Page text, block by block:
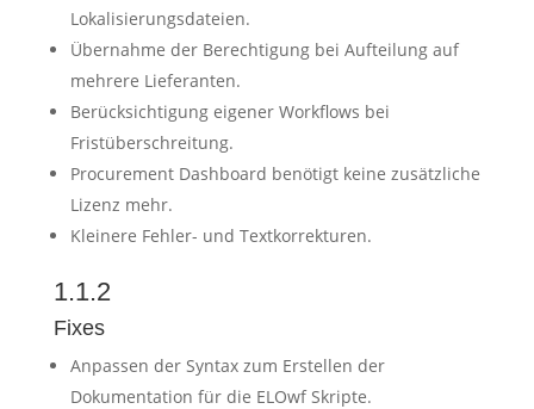
Lokalisierungsdateien.
Übernahme der Berechtigung bei Aufteilung auf
mehrere Lieferanten.
Berücksichtigung eigener Workflows bei
Fristüberschreitung.
Procurement Dashboard benötigt keine zusätzliche
Lizenz mehr.
Kleinere Fehler- und Textkorrekturen.
1.1.2
Fixes
Anpassen der Syntax zum Erstellen der
Dokumentation für die ELOwf Skripte.